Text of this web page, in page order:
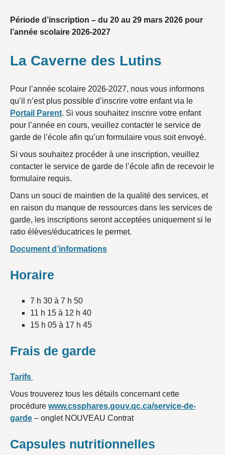
Période d’inscription – du 20 au 29 mars 2026 pour
l’année scolaire 2026-2027
La Caverne des Lutins
Pour l’année scolaire 2026-2027, nous vous informons
qu’il n’est plus possible d’inscrire votre enfant via le
Portail Parent. Si vous souhaitez inscrire votre enfant
pour l’année en cours, veuillez contacter le service de
garde de l’école afin qu’un formulaire vous soit envoyé.
Si vous souhaitez procéder à une inscription, veuillez
contacter le service de garde de l’école afin de recevoir le
formulaire requis.
Dans un souci de maintien de la qualité des services, et
en raison du manque de ressources dans les services de
garde, les inscriptions seront acceptées uniquement si le
ratio élèves/éducatrices le permet.
Document d’informations
Horaire
7 h 30 à 7 h 50
11 h 15 à 12 h 40
15 h 05 à 17 h 45
Frais de garde
Tarifs
Vous trouverez tous les détails concernant cette
procédure www.cssphares.gouv.qc.ca/service-de-
garde – onglet NOUVEAU Contrat
Capsules nutritionnelles